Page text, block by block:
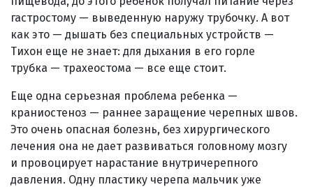
гастростому — выведенную наружу трубочку. А вот
как это — дышать без специальных устройств —
Тихон еще не знает: для дыхания в его горле
трубка — трахеостома — все еще стоит.
Еще одна серьезная проблема ребенка —
краниостеноз — раннее заращение черепных швов.
Это очень опасная болезнь, без хирургического
лечения она не дает развиваться головному мозгу
и провоцирует нарастание внутричерепного
давления. Одну пластику черепа мальчик уже